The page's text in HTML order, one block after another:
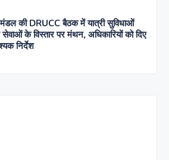
मंडल की DRUCC बैठक में यात्री सुविधाओं
के विस्तार पर मंथन, अधिकारियों को दिए
निर्देश